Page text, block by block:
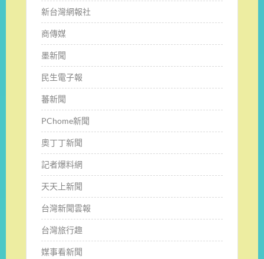
新台灣網報社
商傳媒
墨新聞
民生電子報
蕃新聞
PChome新聞
奧丁丁新聞
記者爆料網
天天上新聞
台灣新聞雲報
台灣旅行趣
媒事看新聞